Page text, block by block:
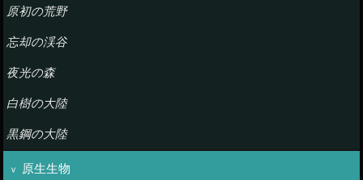
原初の荒野
忘却の渓谷
夜光の森
白樹の大陸
黒鋼の大陸
原生生物